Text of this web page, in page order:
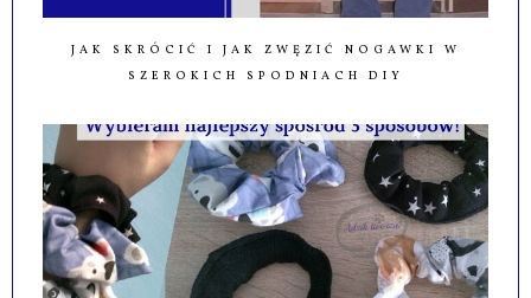
JAK SKRÓCIĆ I JAK ZWĘZIĆ NOGAWKI W
SZEROKICH SPODNIACH DIY